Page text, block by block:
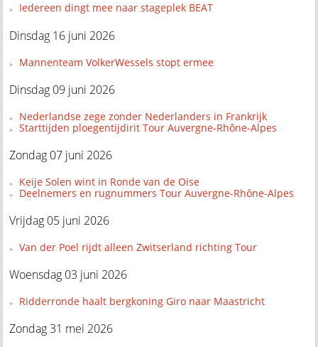
Iedereen dingt mee naar stageplek BEAT
Dinsdag 16 juni 2026
Mannenteam VolkerWessels stopt ermee
Dinsdag 09 juni 2026
Nederlandse zege zonder Nederlanders in Frankrijk
Starttijden ploegentijdirit Tour Auvergne-Rhône-Alpes
Zondag 07 juni 2026
Keije Solen wint in Ronde van de Oise
Deelnemers en rugnummers Tour Auvergne-Rhône-Alpes
Vrijdag 05 juni 2026
Van der Poel rijdt alleen Zwitserland richting Tour
Woensdag 03 juni 2026
Ridderronde haalt bergkoning Giro naar Maastricht
Zondag 31 mei 2026